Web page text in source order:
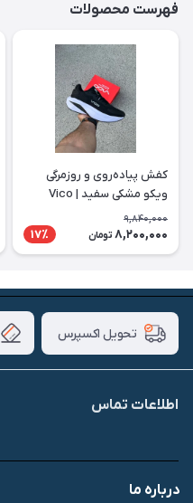
فهرست محصولات
کفش پیاده‌روی و روزمرگی
ویکو مشکی سفید | Vico
9,840,000
8,200,000 تومان 17٪
تحویل اکسپرس
اطلاعات تماس
درباره ما